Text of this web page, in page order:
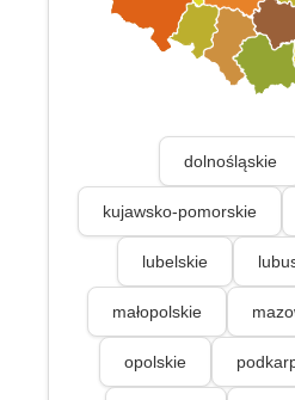
dolnośląskie
kujawsko-pomorskie
lubelskie
małopolskie
opolskie